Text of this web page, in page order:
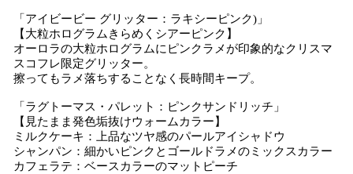
「アイビービー グリッター：ラキシーピンク)」
【大粒ホログラムきらめくシアーピンク】
オーロラの大粒ホログラムにピンクラメが印象的なクリスマ
スコフレ限定グリッター。
擦ってもラメ落ちすることなく長時間キープ。
「ラグトーマス・パレット：ピンクサンドリッチ」
【見たまま発色垢抜けウォームカラー】
ミルクケーキ：上品なツヤ感のパールアイシャドウ
シャンパン：細かいピンクとゴールドラメのミックスカラー
カフェラテ：ベースカラーのマットピーチ